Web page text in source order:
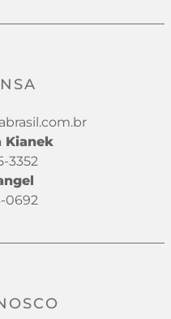
Kianek
3352
0692